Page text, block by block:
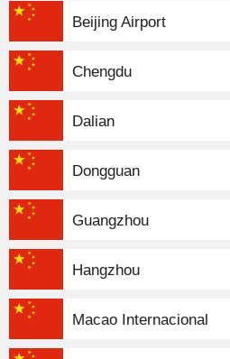
Beijing Airport
Chengdu
Dalian
Dongguan
Guangzhou
Hangzhou
Macao Internacional